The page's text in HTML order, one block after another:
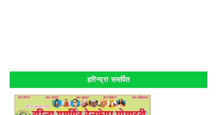
हरिन्द्रा समर्पित